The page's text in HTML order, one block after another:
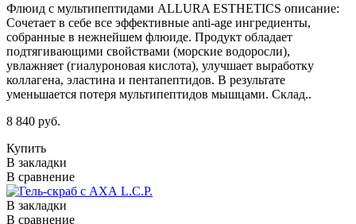
Флюид с мультипептидами ALLURA ESTHETICS описание:
Сочетает в себе все эффективные anti-age ингредиенты,
собранные в нежнейшем флюиде. Продукт обладает
подтягивающими свойствами (морские водоросли),
увлажняет (гиалуроновая кислота), улучшает выработку
коллагена, эластина и пентапептидов. В результате
уменьшается потеря мультипептидов мышцами. Склад..
8 840 руб.
Купить
В закладки
В сравнение
В закладки
В сравнение